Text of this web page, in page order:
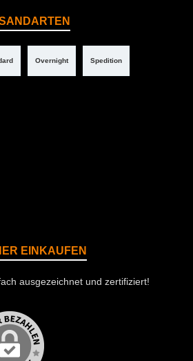
Overnight Spedition
EINKAUFEN
ausgezeichnet und zertifiziert!